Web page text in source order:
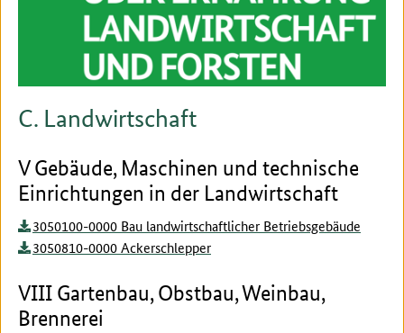
C. Landwirtschaft
V Gebäude, Maschinen und technische
Einrichtungen in der Landwirtschaft
3050100-0000 Bau landwirtschaftlicher Betriebsgebäude
3050810-0000 Ackerschlepper
VIII Gartenbau, Obstbau, Weinbau,
Brennerei